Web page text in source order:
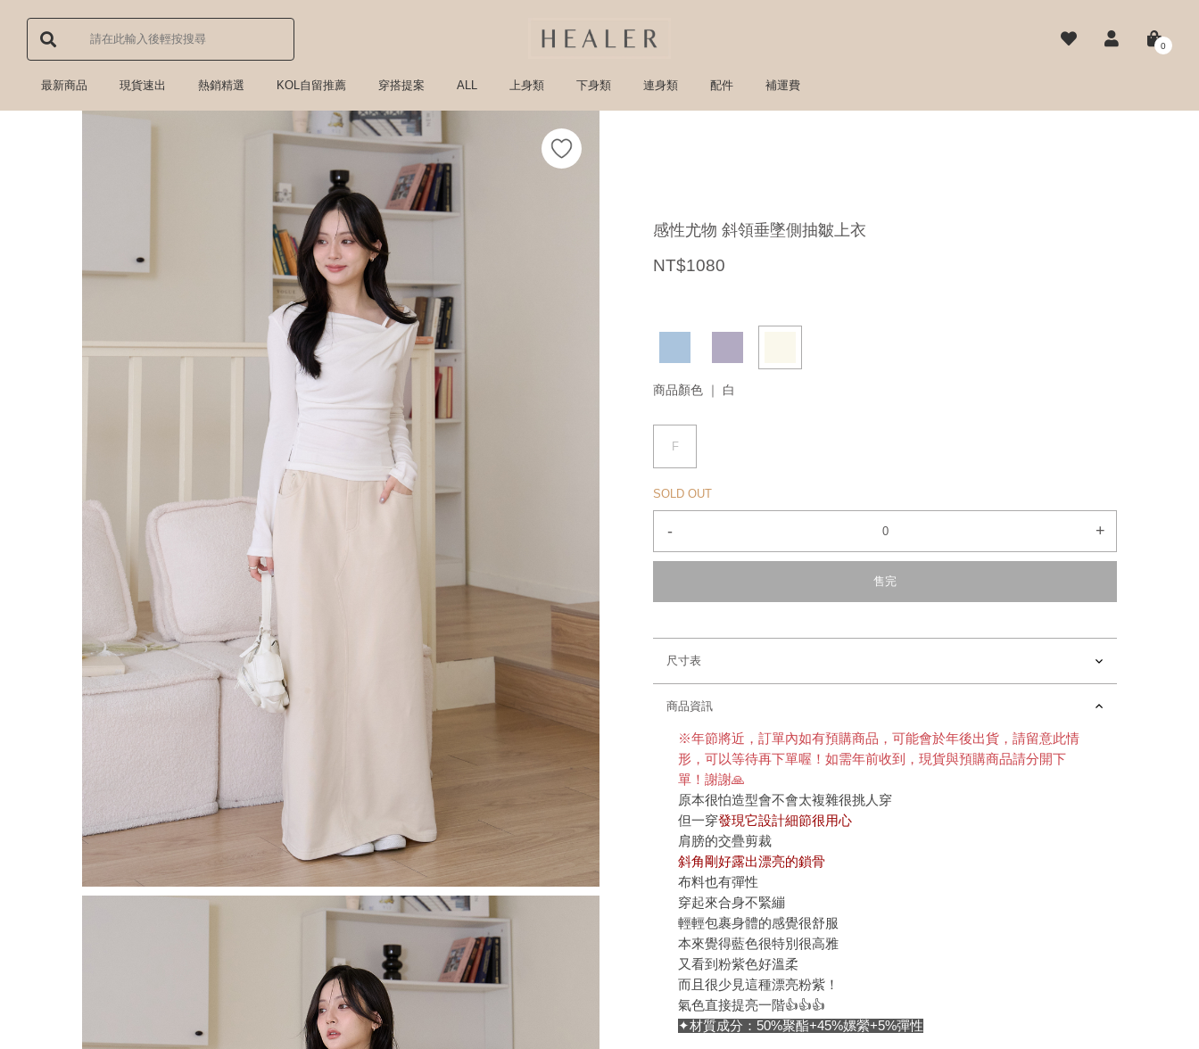
0
最新商品 現貨速出 熱銷精選 KOL自留推薦 穿搭提案 ALL 上身類 下身類 連身類 配件 補運費
感性尤物 斜領垂墜側抽皺上衣
NT$1080
商品顏色 ｜ 白
F
SOLD OUT
- +
售完
尺寸表
商品資訊
※年節將近，訂單內如有預購商品，可能會於年後出貨，請留意此情
形，可以等待再下單喔！如需年前收到，現貨與預購商品請分開下
單！謝謝🙏
原本很怕造型會不會太複雜很挑人穿
但一穿發現它設計細節很用心
肩膀的交疊剪裁
斜角剛好露出漂亮的鎖骨
布料也有彈性
穿起來合身不緊繃
輕輕包裹身體的感覺很舒服
本來覺得藍色很特別很高雅
又看到粉紫色好溫柔
而且很少見這種漂亮粉紫！
氣色直接提亮一階👍👍👍
✦材質成分：50%聚酯+45%嫘縈+5%彈性